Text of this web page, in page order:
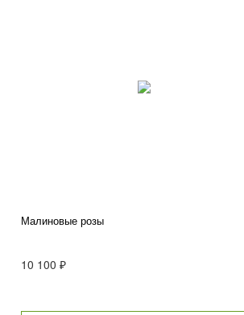
Малиновые розы
10 100 ₽